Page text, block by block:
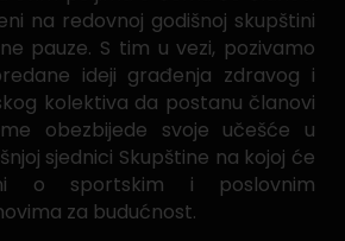
na redovnoj godišnoj skupštini
pauze. S tim u vezi, pozivamo
ideji građenja zdravog i
kolektiva da postanu članovi
obezbijede svoje učešće u
sjednici Skupštine na kojoj će
o sportskim i poslovnim
za budućnost.